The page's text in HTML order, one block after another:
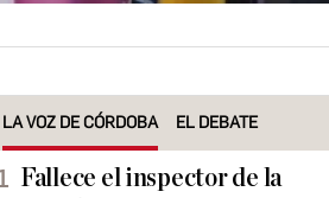
LA VOZ DE CÓRDOBA EL DEBATE
Fallece el inspector de la